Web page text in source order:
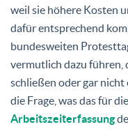
weil sie höhere Kosten
dafür entsprechend
bundesweiten
vermutlich dazu führen,
schließen oder gar
die Frage, was das für die
Arbeitszeiterfassung